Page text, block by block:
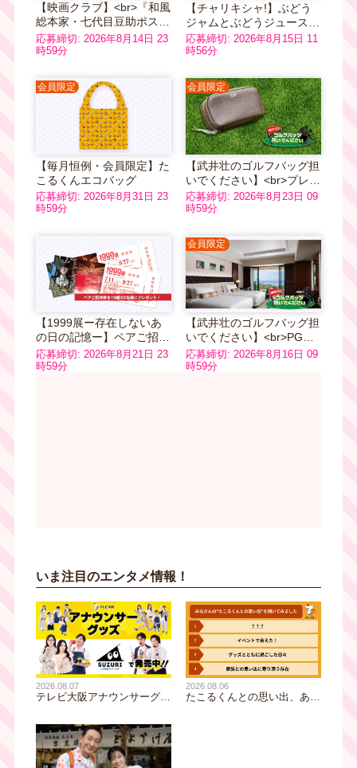
【映画クラブ】<br>『和風
総本家・七代目豆助ポスト
カードセット』
応募締切: 2026年8月14日 23
時59分
【チャリキシャ!】ぶどう
ジャムとぶどうジュースの
ギフトセット（3,400円
分）
応募締切: 2026年8月15日 11
時56分
会員限定
【毎月恒例・会員限定】た
こるくんエコバッグ
応募締切: 2026年8月31日 23
時59分
会員限定
【武井壮のゴルフバッグ担
いでください】<br>プレリ
ー1957 JOYシリーズ ポー
チ ダークブラウン
応募締切: 2026年8月23日 09
時59分
【1999展ー存在しないあ
の日の記憶ー】ペアご招待
券
応募締切: 2026年8月21日 23
時59分
会員限定
【武井壮のゴルフバッグ担
いでください】<br>PGM
ホテルリゾート沖縄 デラ
ックスルーム ペア宿泊券
応募締切: 2026年8月16日 09
時59分
いま注目のエンタメ情報！
2026.08.07
テレビ大阪アナウンサーグッ
人それぞれの"らしさ"を詰め
込んだアイテムが登場
2026.08.06
たこるくんとの思い出、あり